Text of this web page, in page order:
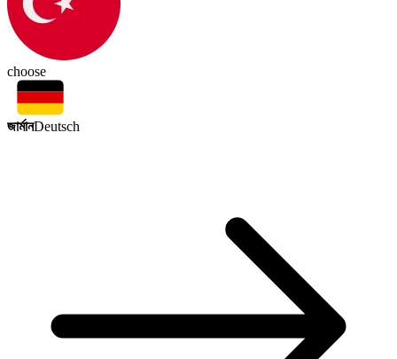
choose
জার্মানDeutsch